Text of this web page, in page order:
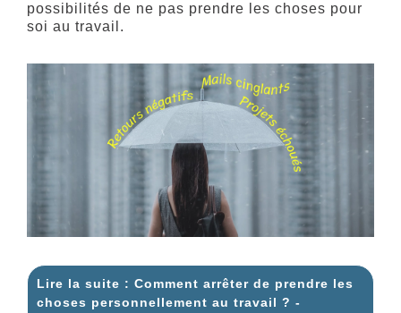
possibilités de ne pas prendre les choses pour
soi au travail.
Lire la suite : Comment arrêter de prendre les
choses personnellement au travail ? -